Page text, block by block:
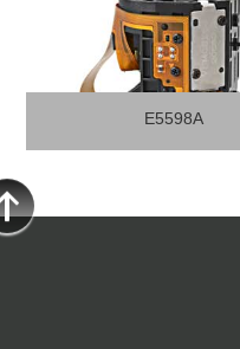
E5539B